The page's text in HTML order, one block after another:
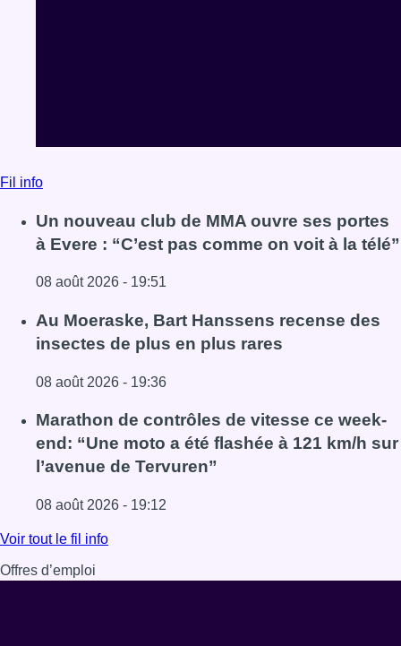
Fil info
Un nouveau club de MMA ouvre ses portes
à Evere : “C’est pas comme on voit à la télé”
08 août 2026 - 19:51
Lire l'article Un nouveau club de MMA ouvre ses portes à
Au Moeraske, Bart Hanssens recense des
insectes de plus en plus rares
08 août 2026 - 19:36
Lire l'article Au Moeraske, Bart Hanssens recense des
Marathon de contrôles de vitesse ce week-
end: “Une moto a été flashée à 121 km/h sur
l’avenue de Tervuren”
08 août 2026 - 19:12
Lire l'article Marathon de contrôles de vitesse ce week-
Voir tout le fil info
Offres d’emploi